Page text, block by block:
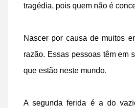
tragédia, pois quem não é
Nascer por causa de muitos
razão. Essas pessoas têm em
que estão neste mundo.
A segunda ferida é a do